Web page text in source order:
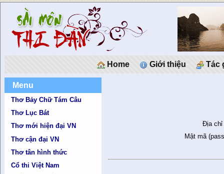
Home Giới thiệu Tác
Menu
Thơ Bảy Chữ Tám Câu
Thơ Lục Bát
Thơ mới hiện đại VN
Thơ cận đại VN
Thơ tân hình thức
Cổ thi Việt Nam
Địa chỉ
Mật mã